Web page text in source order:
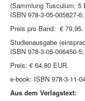
(Sammlung Tusculum; 5
ISBN 978-3-05-005827-6;
Preis pro Band: € 79,95.
Studienausgabe
ISBN 978-3-05-006450-5;
Preis: € 64,80 EUR.
e-book: ISBN 978-3-11-
Aus dem Verlagstext: